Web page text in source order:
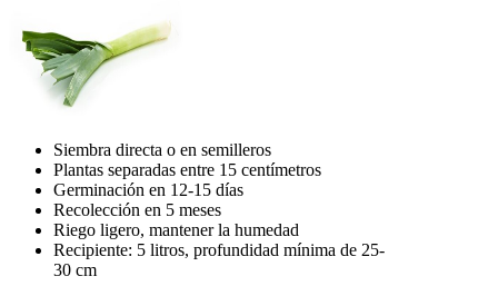
Siembra directa o en semilleros
Plantas separadas entre 15 centímetros
Germinación en 12-15 días
Recolección en 5 meses
Riego ligero, mantener la humedad
Recipiente: 5 litros, profundidad mínima de 25-
30 cm